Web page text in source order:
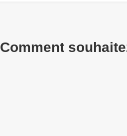
Comment